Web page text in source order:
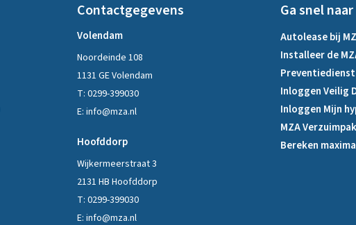
Contactgegevens
Volendam
Noordeinde 108
1131 GE Volendam
T: 0299-399030
E: info@mza.nl
Hoofddorp
Wijkermeerstraat 3
2131 HB Hoofddorp
T: 0299-399030
E: info@mza.nl
Ga snel naar
Autolease bij
Installeer de
Preventiedienst
Inloggen Veilig
Inloggen Mijn
MZA
Bereken